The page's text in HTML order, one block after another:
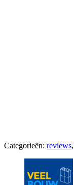
Categorieën: reviews,